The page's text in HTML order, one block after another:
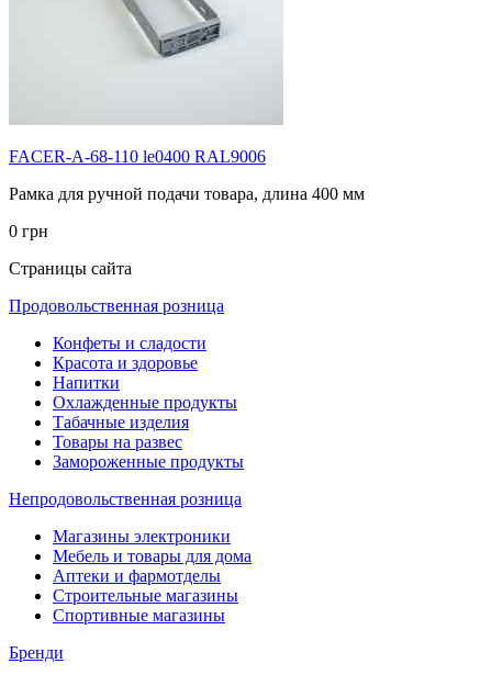
FACER-A-68-110 le0400 RAL9006
Рамка для ручной подачи товара, длина 400 мм
0 грн
Страницы сайта
Продовольственная розница
Конфеты и сладости
Красота и здоровье
Напитки
Охлажденные продукты
Табачные изделия
Товары на развес
Замороженные продукты
Непродовольственная розница
Магазины электроники
Мебель и товары для дома
Аптеки и фармотделы
Строительные магазины
Спортивные магазины
Бренди